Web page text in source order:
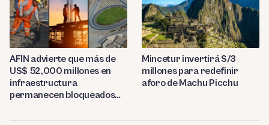
AFIN advierte que más de
US$ 52,000 millones en
infraestructura
permanecen bloqueados
Mincetur invertirá S/3
millones para redefinir
aforo de Machu Picchu